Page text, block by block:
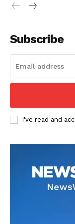
Subscribe
I've read and